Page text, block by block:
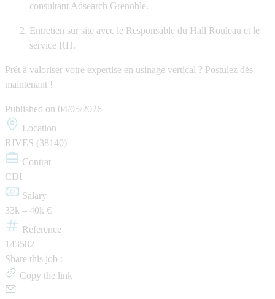
consultant Adsearch Grenoble.
Entretien sur site avec le Responsable du Hall Rouleau et le
service RH.
Prêt à valoriser votre expertise en usinage vertical ? Postulez dès
maintenant !
Published on 04/05/2026
Location
RIVES (38140)
Contrat
CDI
Salary
33k – 40k €
Reference
143582
Share this job :
Copy the link